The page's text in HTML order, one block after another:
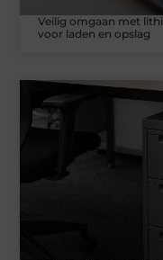
Veilig omgaan met
voor laden en opslag